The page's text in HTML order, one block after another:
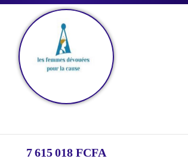
7 615 018 FCFA